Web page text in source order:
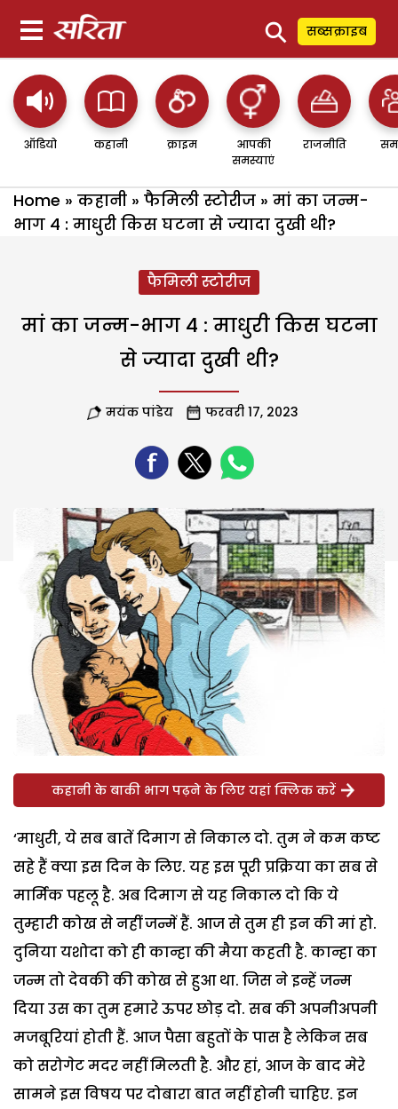
⚲ सब्सक्राइब
ऑडियो कहानी क्राइम
आपकी
समस्याएं
राजनीति
Home » कहानी » फैमिली स्टोरीज » मां का जन्म-
भाग 4 : माधुरी किस घटना से ज्यादा दुखी थी?
फैमिली स्टोरीज
मां का जन्म-भाग 4 : माधुरी किस घटना
से ज्यादा दुखी थी?
मयंक पांडेय फरवरी 17, 2023
कहानी के बाकी भाग पढ़ने के लिए यहां क्लिक करें
‘माधुरी, ये सब बातें दिमाग से निकाल दो. तुम ने कम कष्ट
सहे हैं क्या इस दिन के लिए. यह इस पूरी प्रक्रिया का सब से
मार्मिक पहलू है. अब दिमाग से यह निकाल दो कि ये
तुम्हारी कोख से नहीं जन्में हैं. आज से तुम ही इन की मां हो.
दुनिया यशोदा को ही कान्हा की मैया कहती है. कान्हा का
जन्म तो देवकी की कोख से हुआ था. जिस ने इन्हें जन्म
दिया उस का तुम हमारे ऊपर छोड़ दो. सब की अपनीअपनी
मजबूरियां होती हैं. आज पैसा बहुतों के पास है लेकिन सब
को सरोगेट मदर नहीं मिलती है. और हां, आज के बाद मेरे
सामने इस विषय पर दोबारा बात नहीं होनी चाहिए. इन